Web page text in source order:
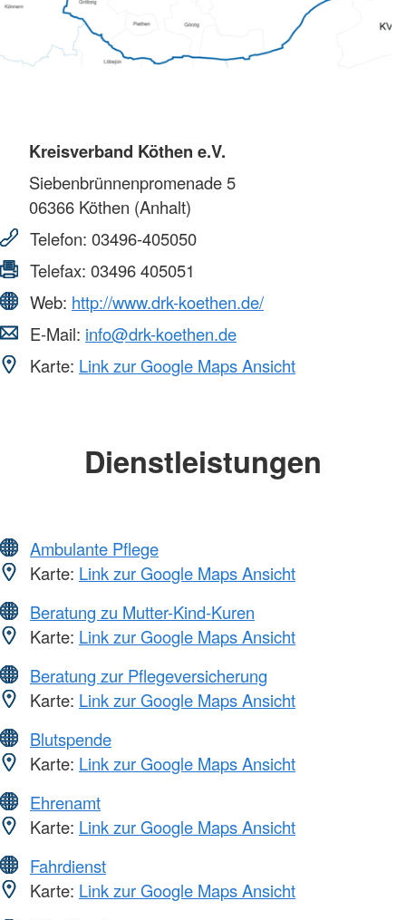
Kreisverband Köthen e.V.
Siebenbrünnenpromenade 5
06366 Köthen (Anhalt)
Telefon: 03496-405050
Telefax: 03496 405051
Web: http://www.drk-koethen.de/
E-Mail: info@drk-koethen.de
Karte: Link zur Google Maps Ansicht
Dienstleistungen
Ambulante Pflege
Karte: Link zur Google Maps Ansicht
Beratung zu Mutter-Kind-Kuren
Karte: Link zur Google Maps Ansicht
Beratung zur Pflegeversicherung
Karte: Link zur Google Maps Ansicht
Blutspende
Karte: Link zur Google Maps Ansicht
Ehrenamt
Karte: Link zur Google Maps Ansicht
Fahrdienst
Karte: Link zur Google Maps Ansicht